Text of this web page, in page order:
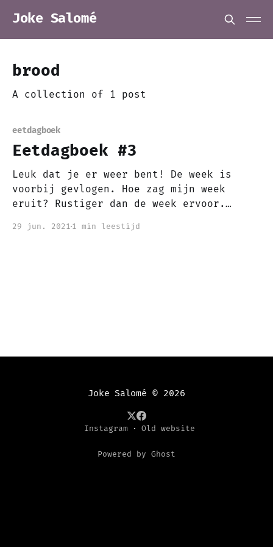
Joke Salomé
brood
A collection of 1 post
eetdagboek
Eetdagboek #3
Leuk dat je er weer bent! De week is
voorbij gevlogen. Hoe zag mijn week
eruit? Rustiger dan de week ervoor.
mijzelf gekookt. Sinds kort heb ik een
29 jun. 2021 1 min leestijd
Joke Salomé © 2026
Instagram Old website
Powered by Ghost